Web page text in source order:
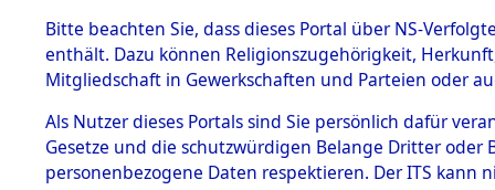
BESTÄNDE
1.
mente
5. Verschiedenes
5.3
→0007
Bitte beachten Sie, dass dieses Portal über NS-
enthält. Dazu können Religionszugehörigkeit,
Mitgliedschaft in Gewerkschaften und Parteien oder
Als Nutzer dieses Portals sind Sie persönlich dafür
Gesetze und die schutzwürdigen Belange Dritter
personenbezogene Daten respektieren. Der ITS